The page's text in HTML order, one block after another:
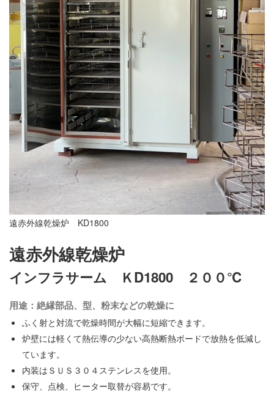
遠赤外線乾燥炉 KD1800
遠赤外線乾燥炉
インフラサーム ＫD1800 ２００℃
用途：絶縁部品、型、粉末などの乾燥に
ふく射と対流で乾燥時間が大幅に短縮できます。
炉壁には軽くて熱伝導の少ない高熱断熱ボードで放熱を低減し
ています。
内装はＳＵＳ３０４ステンレスを使用。
保守、点検、ヒーター取替が容易です。